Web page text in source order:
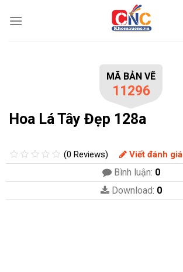
MÃ BẢN VẼ
11296
Hoa Lá Tây Đẹp 128a
(0 Reviews) Viết đánh giá
Bình luận: 0
Download: 0